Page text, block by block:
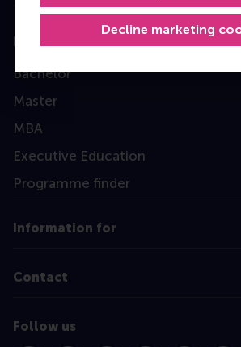
Decline marketing
Education
Bachelor
Master
MBA
Executive Education
Programme finder
Information for
Contact
Follow us